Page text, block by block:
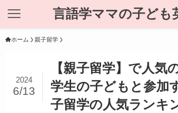
言語学ママの子ども
ホーム 親子留学
【親子留学】で人気
学生の子どもと参加
子留学の人気ランキ
2024
6/13